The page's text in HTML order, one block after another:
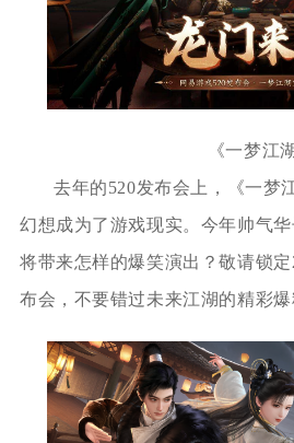
《一梦江
去年的520发布会上，《一梦
幻想成为了游戏现实。今年帅气
将带来怎样的爆笑演出？敬请锁
布会，不要错过未来江湖的精彩爆